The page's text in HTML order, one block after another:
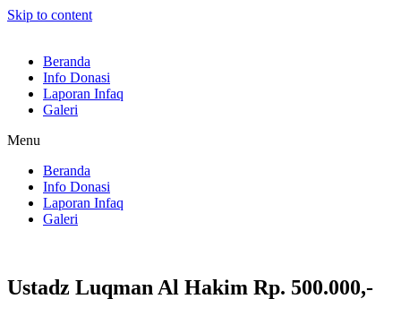
Skip to content
Beranda
Info Donasi
Laporan Infaq
Galeri
Menu
Beranda
Info Donasi
Laporan Infaq
Galeri
Ustadz Luqman Al Hakim Rp. 500.000,-